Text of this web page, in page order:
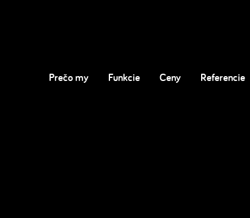
Prečo my Funkcie Ceny Referencie